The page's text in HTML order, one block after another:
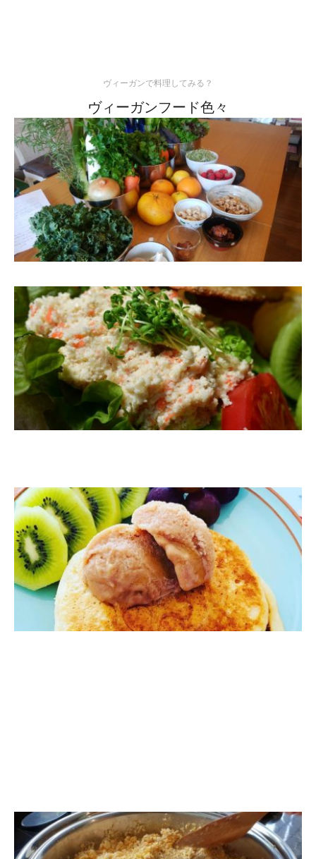
ヴィーガンで料理してみる？
ヴィーガンフード色々